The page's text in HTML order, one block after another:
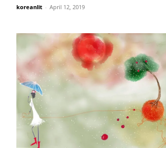
koreanlit - April 12, 2019